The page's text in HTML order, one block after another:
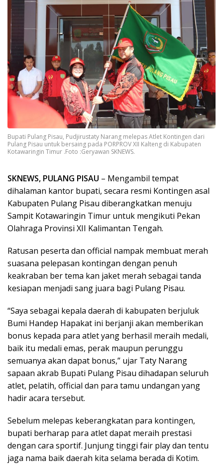
Bupati Pulang Pisau, Pudjirustaty Narang melepas Atlet Kontingen dari
Pulang Pisau untuk bersaing pada PORPROV XII Kalteng di Kabupaten
Kotawaringin Timur .Foto :Geryawan SKNEWS.
SKNEWS, PULANG PISAU – Mengambil tempat
dihalaman kantor bupati, secara resmi Kontingen asal
Kabupaten Pulang Pisau diberangkatkan menuju
Sampit Kotawaringin Timur untuk mengikuti Pekan
Olahraga Provinsi XII Kalimantan Tengah.
Ratusan peserta dan official nampak membuat merah
suasana pelepasan kontingan dengan penuh
keakraban ber tema kan jaket merah sebagai tanda
kesiapan menjadi sang juara bagi Pulang Pisau.
“Saya sebagai kepala daerah di kabupaten berjuluk
Bumi Handep Hapakat ini berjanji akan memberikan
bonus kepada para atlet yang berhasil meraih medali,
baik itu medali emas, perak maupun perunggu
semuanya akan dapat bonus,” ujar Taty Narang
sapaan akrab Bupati Pulang Pisau dihadapan seluruh
atlet, pelatih, official dan para tamu undangan yang
hadir acara tersebut.
Sebelum melepas keberangkatan para kontingen,
bupati berharap para atlet dapat meraih prestasi
dengan cara sportif. Junjung tinggi fair play dan tentu
jaga nama baik daerah kita selama berada di Kotim.